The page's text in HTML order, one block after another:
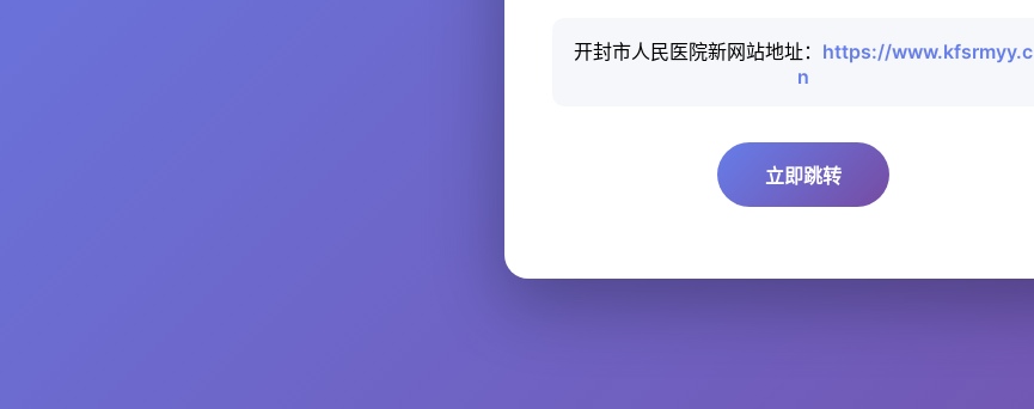
开封市人民医院新网站地址： https://www.kfsrmyy.c
n
立即跳转